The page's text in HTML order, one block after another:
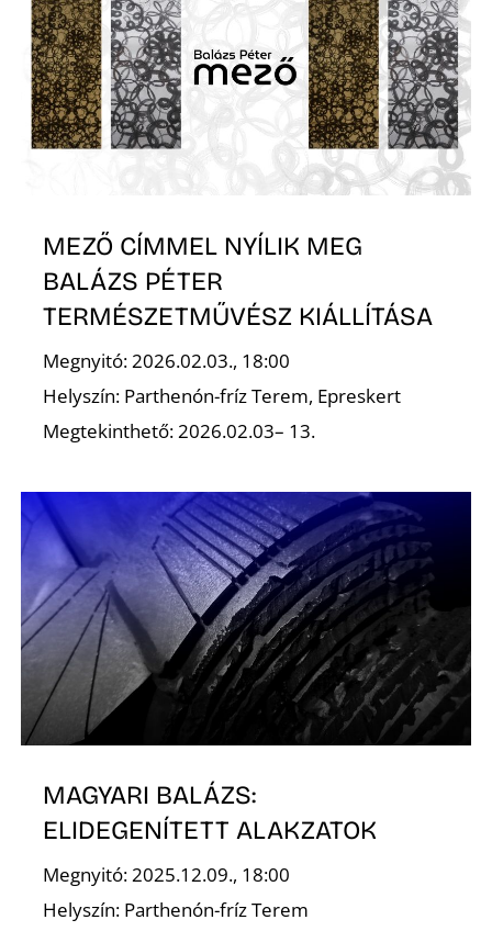
MEZŐ CÍMMEL NYÍLIK MEG
BALÁZS PÉTER
TERMÉSZETMŰVÉSZ KIÁLLÍTÁSA
Megnyitó: 2026.02.03., 18:00
Helyszín: Parthenón-fríz Terem, Epreskert
Megtekinthető: 2026.02.03– 13.
MAGYARI BALÁZS:
ELIDEGENÍTETT ALAKZATOK
Megnyitó: 2025.12.09., 18:00
Helyszín: Parthenón-fríz Terem